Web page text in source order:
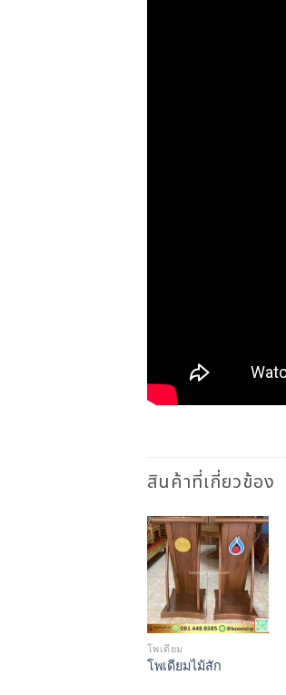
สินค้าที่เกี่ยวข้อง
Add to
Wishlist
โพเดียม
โพเดียมไม้สัก